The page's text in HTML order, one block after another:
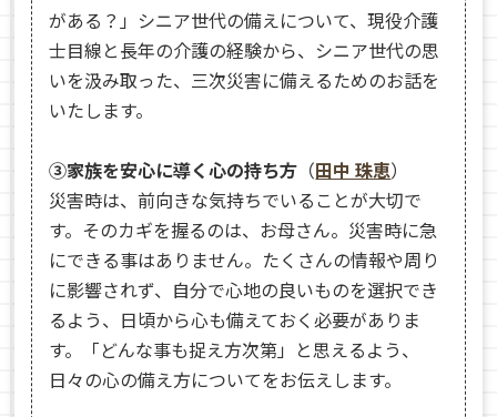
がある？」シニア世代の備えについて、現役介護
士目線と長年の介護の経験から、シニア世代の思
いを汲み取った、三次災害に備えるためのお話を
いたします。
③家族を安心に導く心の持ち方 （田中 珠恵）
災害時は、前向きな気持ちでいることが大切で
す。そのカギを握るのは、お母さん。災害時に急
にできる事はありません。たくさんの情報や周り
に影響されず、自分で心地の良いものを選択でき
るよう、日頃から心も備えておく必要がありま
す。「どんな事も捉え方次第」と思えるよう、
日々の心の備え方についてをお伝えします。